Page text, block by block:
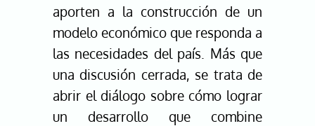
aporten a la construcción de un
modelo económico que responda a
las necesidades del país. Más que
una discusión cerrada, se trata de
abrir el diálogo sobre cómo lograr
un desarrollo que combine